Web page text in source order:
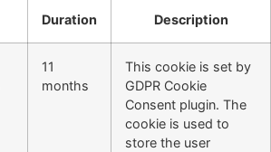
Duration Description
11
months
This cookie is set by
GDPR Cookie
Consent plugin. The
cookie is used to
store the user